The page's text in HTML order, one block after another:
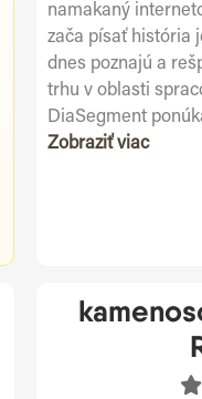
namakaný
zača písať história
dnes poznajú a
trhu v oblasti
DiaSegment
Zobraziť viac